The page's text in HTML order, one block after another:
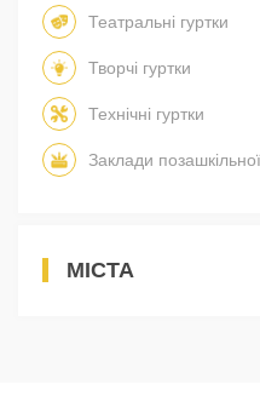
Театральні гуртки
Творчі гуртки
Технічні гуртки
Заклади
МІСТА